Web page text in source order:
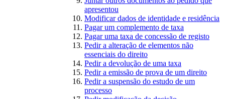
apresentou
Modificar dados de identidade e residência
Pagar um complemento de taxa
Pagar uma taxa de concessão de registo
Pedir a alteração de elementos não
essenciais do direito
Pedir a devolução de uma taxa
Pedir a emissão de prova de um direito
Pedir a suspensão do estudo de um
processo